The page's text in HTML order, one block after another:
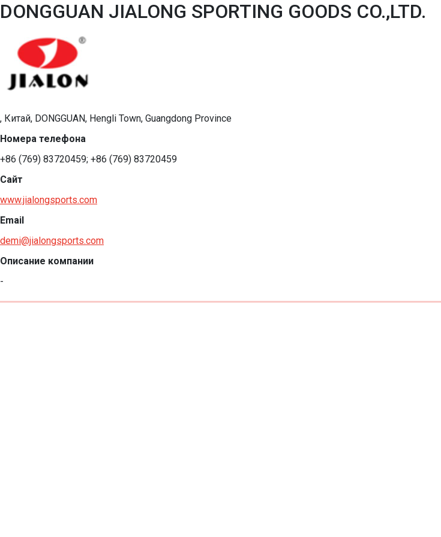
DONGGUAN JIALONG SPORTING GOODS CO.,LTD.
, Китай, DONGGUAN, Hengli Town, Guangdong Province
Номера телефона
+86 (769) 83720459; +86 (769) 83720459
Сайт
www.jialongsports.com
Email
demi@jialongsports.com
Описание компании
-